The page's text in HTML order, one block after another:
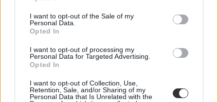
I want to opt-out of the Sale of my
Personal Data.
Opted In
I want to opt-out of processing my
Personal Data for Targeted Advertising.
Opted In
I want to opt-out of Collection, Use,
Retention, Sale, and/or Sharing of my
Personal Data that Is Unrelated with the
Fontos számok a felvételiben: ezeket érdemes még
Hamarosan itt a jelentkezési határidő utolsó napja a 2020